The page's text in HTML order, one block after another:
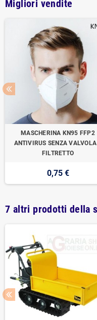
Migliori vendite
MASCHERINA KN95 FFP2
ANTIVIRUS SENZA VALVOLA
FILTRETTO
0,75 €
7 altri prodotti della